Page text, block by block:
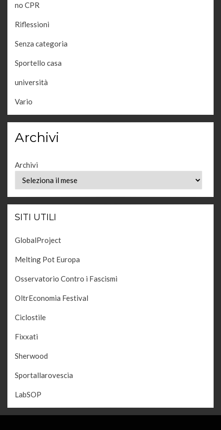
no CPR
Riflessioni
Senza categoria
Sportello casa
università
Vario
Archivi
Archivi
SITI UTILI
GlobalProject
Melting Pot Europa
Osservatorio Contro i Fascismi
OltrEconomia Festival
Ciclostile
Fixxati
Sherwood
Sportallarovescia
LabSOP